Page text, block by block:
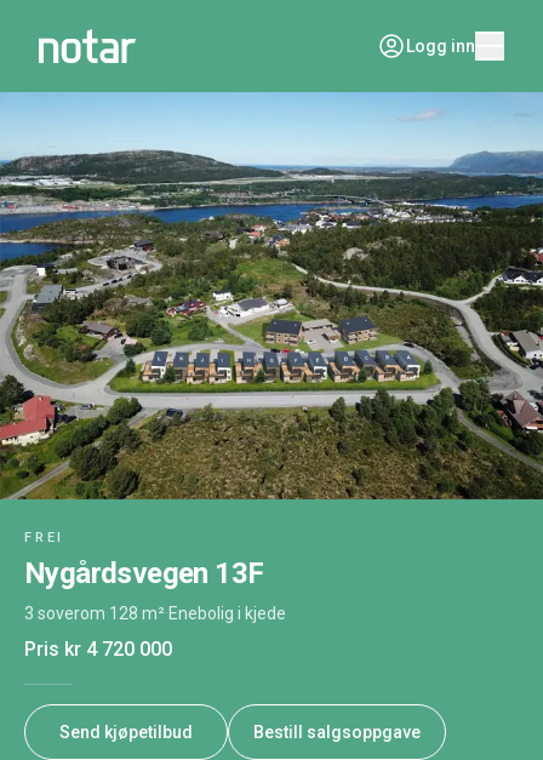
Logg inn
FREI
Nygårdsvegen 13F
3 soverom·128 m²·Enebolig i kjede
Pris kr 4 720 000
Send kjøpetilbud Bestill salgsoppgave